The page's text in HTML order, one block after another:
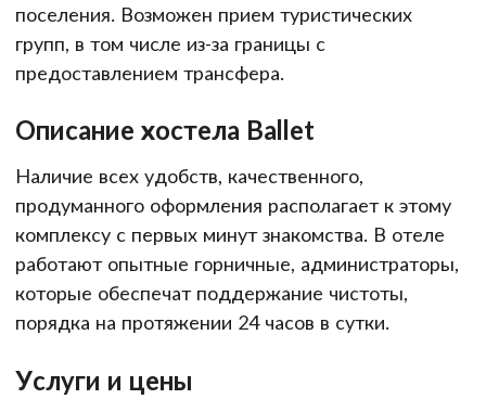
поселения. Возможен прием туристических
групп, в том числе из-за границы с
предоставлением трансфера.
Описание хостела Ballet
Наличие всех удобств, качественного,
продуманного оформления располагает к этому
комплексу с первых минут знакомства. В отеле
работают опытные горничные, администраторы,
которые обеспечат поддержание чистоты,
порядка на протяжении 24 часов в сутки.
Услуги и цены